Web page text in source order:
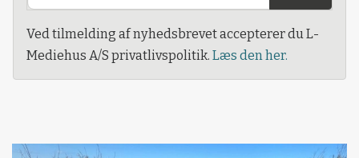
Ved tilmelding af nyhedsbrevet accepterer du L-
Mediehus A/S privatlivspolitik. Læs den her.